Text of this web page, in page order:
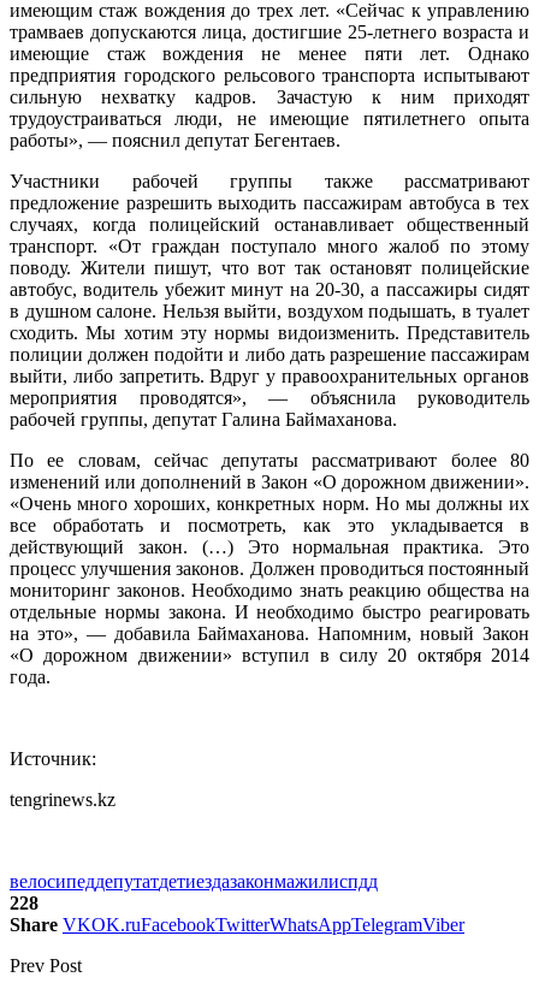
имеющим стаж вождения до трех лет. «Сейчас к управлению
трамваев допускаются лица, достигшие 25-летнего возраста и
имеющие стаж вождения не менее пяти лет. Однако
предприятия городского рельсового транспорта испытывают
сильную нехватку кадров. Зачастую к ним приходят
трудоустраиваться люди, не имеющие пятилетнего опыта
работы», — пояснил депутат Бегентаев.
Участники рабочей группы также рассматривают
предложение разрешить выходить пассажирам автобуса в тех
случаях, когда полицейский останавливает общественный
транспорт. «От граждан поступало много жалоб по этому
поводу. Жители пишут, что вот так остановят полицейские
автобус, водитель убежит минут на 20-30, а пассажиры сидят
в душном салоне. Нельзя выйти, воздухом подышать, в туалет
сходить. Мы хотим эту нормы видоизменить. Представитель
полиции должен подойти и либо дать разрешение пассажирам
выйти, либо запретить. Вдруг у правоохранительных органов
мероприятия проводятся», — объяснила руководитель
рабочей группы, депутат Галина Баймаханова.
По ее словам, сейчас депутаты рассматривают более 80
изменений или дополнений в Закон «О дорожном движении».
«Очень много хороших, конкретных норм. Но мы должны их
все обработать и посмотреть, как это укладывается в
действующий закон. (…) Это нормальная практика. Это
процесс улучшения законов. Должен проводиться постоянный
мониторинг законов. Необходимо знать реакцию общества на
отдельные нормы закона. И необходимо быстро реагировать
на это», — добавила Баймаханова. Напомним, новый Закон
«О дорожном движении» вступил в силу 20 октября 2014
года.
Источник:
tengrinews.kz
велосипеддепутатдетиездазаконмажилиспдд
228
Share VKOK.ruFacebookTwitterWhatsAppTelegramViber
Prev Post